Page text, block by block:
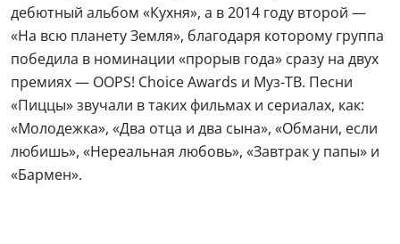
дебютный альбом «Кухня», а в 2014 году второй —
«На всю планету Земля», благодаря которому группа
победила в номинации «прорыв года» сразу на двух
премиях — OOPS! Choice Awards и Муз-ТВ. Песни
«Пиццы» звучали в таких фильмах и сериалах, как:
«Молодежка», «Два отца и два сына», «Обмани, если
любишь», «Нереальная любовь», «Завтрак у папы» и
«Бармен».